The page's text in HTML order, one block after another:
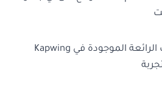
هناك الكثير من الخيارات الرائعة الموجودة في Kapwing